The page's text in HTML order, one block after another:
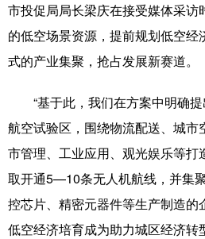
新疆 内蒙古
Español
Русский язык
Deutsch Português
市投促局局长梁庆在接受媒体采访
的低空场景资源，提前规划低空经
式的产业集聚，抢占发展新赛道。
“基于此，我们在方案中明确提
航空试验区，围绕物流配送、城市
市管理、工业应用、观光娱乐等打
取开通5—10条无人机航线，并集
控芯片、精密元器件等生产制造的
低空经济培育成为助力城区经济转